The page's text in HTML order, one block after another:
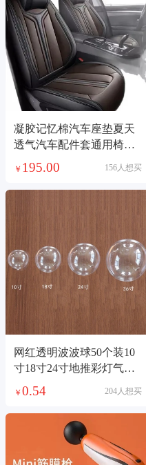
凝胶记忆棉汽车座垫夏天
透气汽车配件套通用椅子
￥ 195.00 156人想买
网红透明波波球50个装10
寸18寸24寸地推彩灯气球
装饰玫瑰花束气球001
￥ 0.54 204人想买